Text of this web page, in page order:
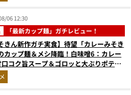
06 12:30
「最新カップ麺」ガチレビュー！
きん新作ガチ実食】待望「カレーみそき
カップ麺＆メシ降臨！白味噌6：カレー
コク旨スープ＆ゴロッと大ぶりポテト